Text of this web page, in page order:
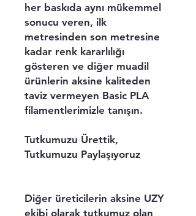
her baskıda aynı mükemmel
sonucu veren, ilk
metresinden son metresine
kadar renk kararlılığı
gösteren ve diğer muadil
ürünlerin aksine kaliteden
taviz vermeyen Basic PLA
filamentlerimizle tanışın.
Tutkumuzu Ürettik,
Tutkumuzu Paylaşıyoruz
Diğer üreticilerin aksine UZY
ekibi olarak tutkumuz olan